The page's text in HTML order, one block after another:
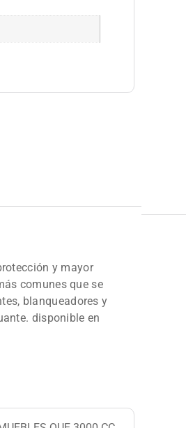
y mayor
comunes que se
blanqueadores y
disponible en